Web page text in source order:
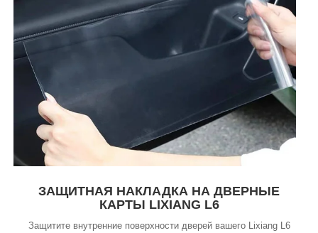
ЗАЩИТНАЯ НАКЛАДКА НА ДВЕРНЫЕ
КАРТЫ LIXIANG L6
Защитите внутренние поверхности дверей вашего Lixiang L6